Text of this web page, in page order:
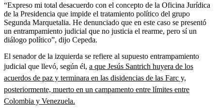
“Expreso mi total desacuerdo con el concepto de la Oficina Jurídica
de la Presidencia que impide el tratamiento político del grupo
Segunda Marquetalia. He denunciado que en este caso se presentó
un entrampamiento judicial que no justicia el rearme, pero sí un
diálogo político”, dijo Cepeda.
El senador de la izquierda se refiere al supuesto entrampamiento
judicial que llevó, según él, a que Jesús Santrich huyera de los
acuerdos de paz y terminara en las disidencias de las Farc y,
posteriormente, muerto en un campamento entre límites entre
Colombia y Venezuela.